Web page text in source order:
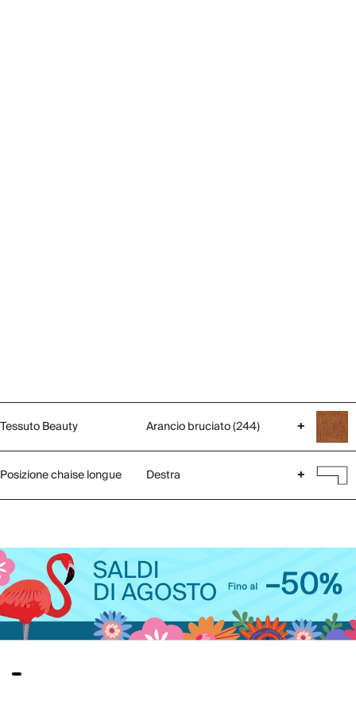
Tessuto Beauty Arancio bruciato (244) +
Posizione chaise longue Destra +